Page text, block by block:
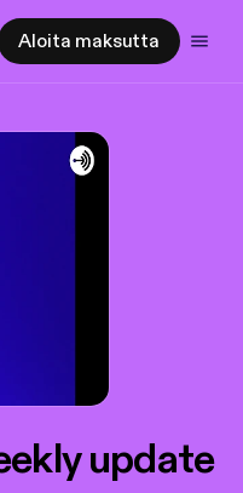
Aloita maksutta
update